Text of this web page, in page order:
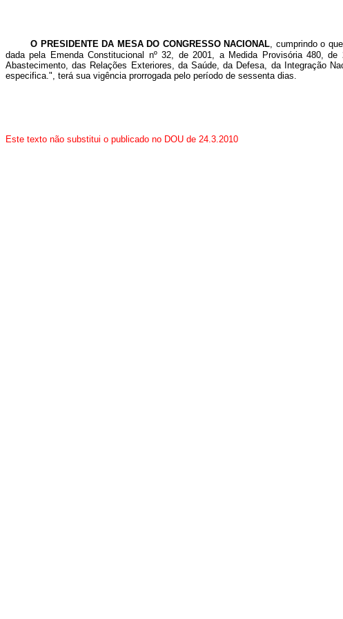
O PRESIDENTE DA MESA DO CONGRESSO NACIONAL, cumprindo o
dada pela Emenda Constitucional nº 32, de 2001, a Medida Provisória 480,
Abastecimento, das Relações Exteriores, da Saúde, da Defesa, da Integração
especifica.", terá sua vigência prorrogada pelo período de sessenta dias.
Este texto não substitui o publicado no DOU de 24.3.2010